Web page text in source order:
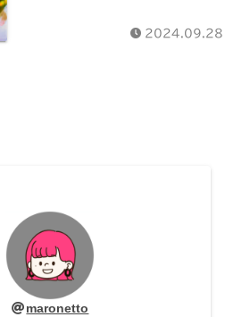
2024.09.28
maronetto